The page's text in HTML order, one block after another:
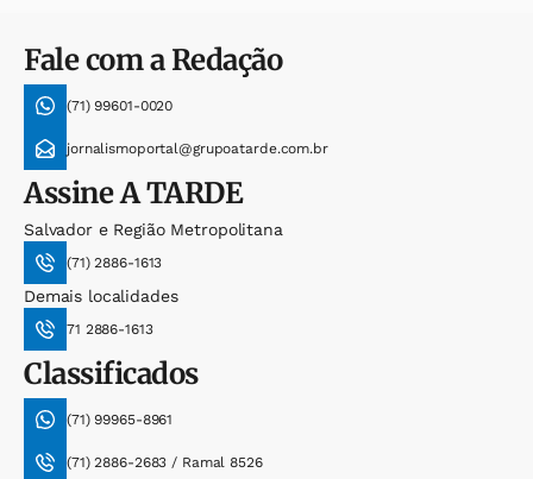
Fale com a Redação
(71) 99601-0020
jornalismoportal@grupoatarde.com.br
AssineA TARDE
Salvador e Região Metropolitana
(71) 2886-1613
Demais localidades
71 2886-1613
Classificados
(71) 99965-8961
(71) 2886-2683 / Ramal 8526